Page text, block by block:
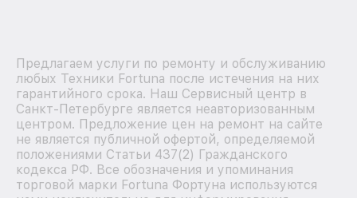
Предлагаем услуги по ремонту и обслуживанию
любых Техники Fortuna после истечения на них
гарантийного срока. Наш Сервисный центр в
Санкт-Петербурге является неавторизованным
центром. Предложение цен на ремонт на сайте
не является публичной офертой, определяемой
положениями Статьи 437(2) Гражданского
кодекса РФ. Все обозначения и упоминания
торговой марки Fortuna Фортуна используются